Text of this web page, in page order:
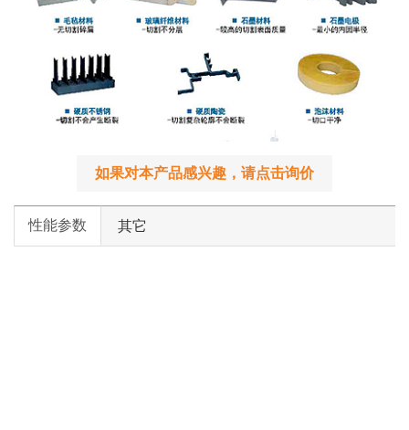
如果对本产品感兴趣，请点击询价
性能参数 其它